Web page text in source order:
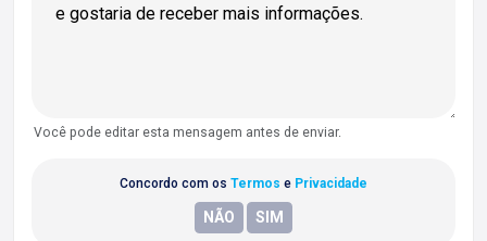
Você pode editar esta mensagem antes de enviar.
Concordo com os Termos e Privacidade